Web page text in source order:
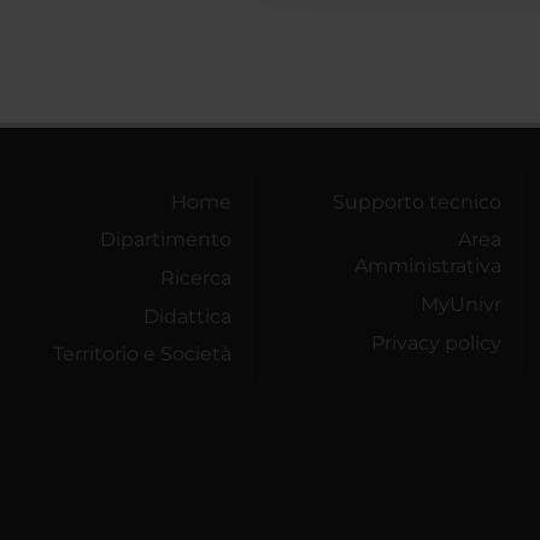
Home
Dipartimento
Ricerca
Didattica
Territorio e Società
Supporto tecnico
Area
Amministrativa
MyUnivr
Privacy policy